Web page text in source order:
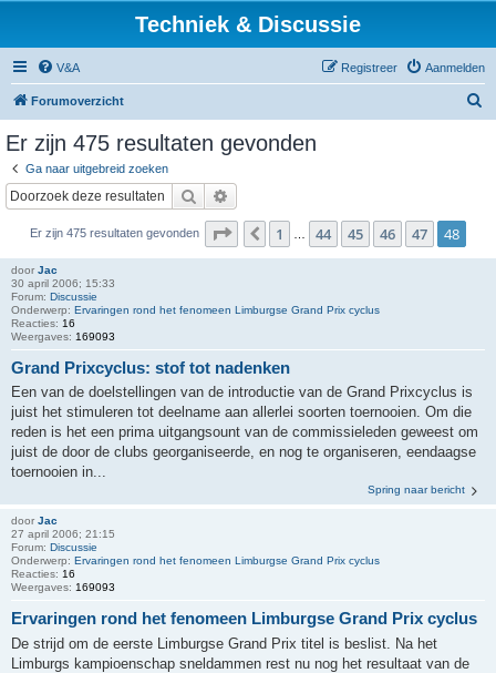
Techniek & Discussie
V&A Aanmelden
Registreer
Forumoverzicht
Er zijn 475 resultaten gevonden
Ga naar uitgebreid zoeken
Zoek
Er zijn 475 resultaten gevonden Pagina van48
Vorige
1 44 45 46 47 48
door Jac
30 april 2006; 15:33
Forum: Discussie
Onderwerp: Ervaringen rond het fenomeen Limburgse Grand Prix cyclus
Reacties: 16
Weergaves: 169093
Grand Prixcyclus: stof tot nadenken
Een van de doelstellingen van de introductie van de Grand Prixcyclus is
juist het stimuleren tot deelname aan allerlei soorten toernooien. Om die
reden is het een prima uitgangsount van de commissieleden geweest om
juist de door de clubs georganiseerde, en nog te organiseren, eendaagse
toernooien in...
Spring naar bericht
door Jac
27 april 2006; 21:15
Forum: Discussie
Onderwerp: Ervaringen rond het fenomeen Limburgse Grand Prix cyclus
Reacties: 16
Weergaves: 169093
Ervaringen rond het fenomeen Limburgse Grand Prix cyclus
De strijd om de eerste Limburgse Grand Prix titel is beslist. Na het
Limburgs kampioenschap sneldammen rest nu nog het resultaat van de